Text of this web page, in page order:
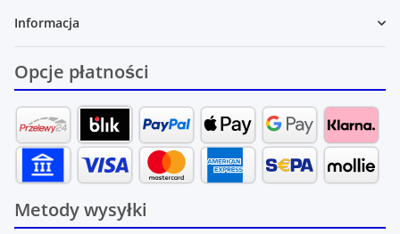
Informacja
Opcje płatności
Metody wysyłki